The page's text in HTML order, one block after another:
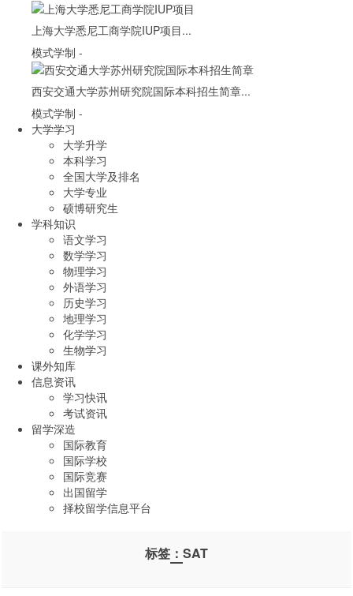
上海大学悉尼工商学院IUP项目...
模式学制 -
西安交通大学苏州研究院国际本科招生简章...
模式学制 -
大学学习
大学升学
本科学习
全国大学及排名
大学专业
硕博研究生
学科知识
语文学习
数学学习
物理学习
外语学习
历史学习
地理学习
化学学习
生物学习
课外知库
信息资讯
学习快讯
考试资讯
留学深造
国际教育
国际学校
国际竞赛
出国留学
择校留学信息平台
标签：SAT